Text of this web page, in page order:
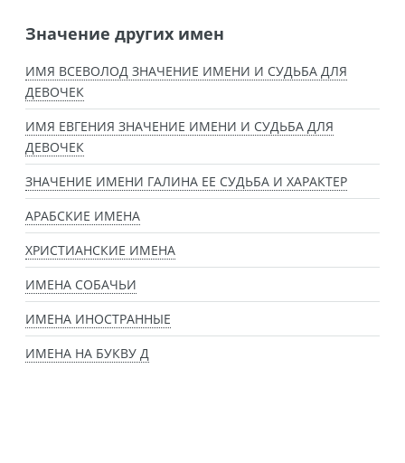
Значение других имен
ИМЯ ВСЕВОЛОД ЗНАЧЕНИЕ ИМЕНИ И СУДЬБА ДЛЯ
ДЕВОЧЕК
ИМЯ ЕВГЕНИЯ ЗНАЧЕНИЕ ИМЕНИ И СУДЬБА ДЛЯ
ДЕВОЧЕК
ЗНАЧЕНИЕ ИМЕНИ ГАЛИНА ЕЕ СУДЬБА И ХАРАКТЕР
АРАБСКИЕ ИМЕНА
ХРИСТИАНСКИЕ ИМЕНА
ИМЕНА СОБАЧЬИ
ИМЕНА ИНОСТРАННЫЕ
ИМЕНА НА БУКВУ Д